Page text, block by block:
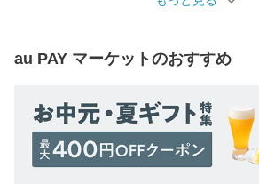
au PAY マーケットのおすすめ